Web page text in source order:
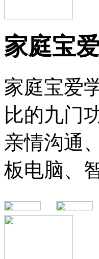
家庭宝
家庭宝爱
比的九门
亲情沟通
板电脑、